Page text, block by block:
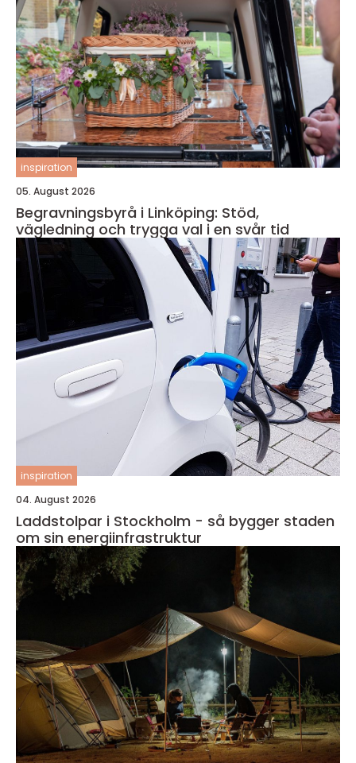
inspiration
05. August 2026
Begravningsbyrå i Linköping: Stöd,
vägledning och trygga val i en svår tid
inspiration
04. August 2026
Laddstolpar i Stockholm - så bygger staden
om sin energiinfrastruktur